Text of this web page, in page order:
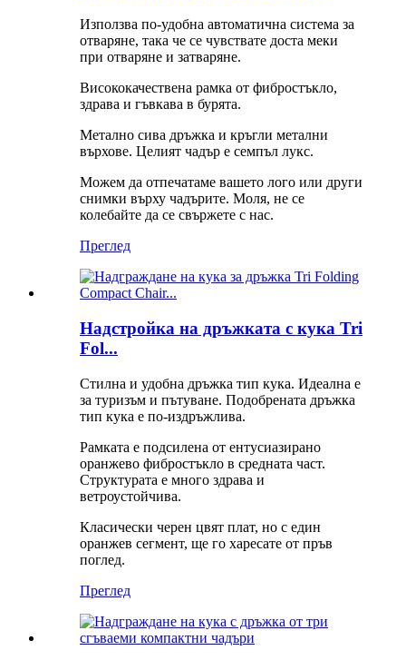
Използва по-удобна автоматична система за
отваряне, така че се чувствате доста меки
при отваряне и затваряне.
Висококачествена рамка от фибростъкло,
здрава и гъвкава в бурята.
Метално сива дръжка и кръгли метални
върхове. Целият чадър е семпъл лукс.
Можем да отпечатаме вашето лого или други
снимки върху чадърите. Моля, не се
колебайте да се свържете с нас.
Преглед
Надстройка на дръжката с кука Tri
Fol...
Стилна и удобна дръжка тип кука. Идеална е
за туризъм и пътуване. Подобрената дръжка
тип кука е по-издръжлива.
Рамката е подсилена от ентусиазирано
оранжево фибростъкло в средната част.
Структурата е много здрава и
ветроустойчива.
Класически черен цвят плат, но с един
оранжев сегмент, ще го харесате от пръв
поглед.
Преглед